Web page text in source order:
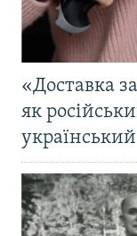
«Доставка
як
український